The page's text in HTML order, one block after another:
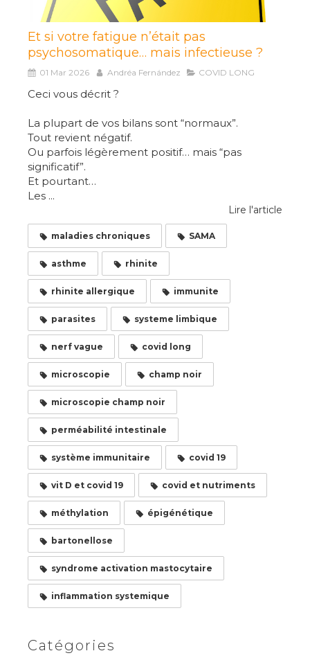
Et si votre fatigue n’était pas
psychosomatique… mais infectieuse ?
01 Mar 2026 Andréa Fernández COVID LONG
Ceci vous décrit ?
La plupart de vos bilans sont “normaux”.
Tout revient négatif.
Ou parfois légèrement positif… mais “pas
significatif”.
Et pourtant…
Les ...
Lire l'article
maladies chroniques SAMA
asthme rhinite
rhinite allergique immunite
parasites systeme limbique
nerf vague covid long
microscopie champ noir
microscopie champ noir
perméabilité intestinale
système immunitaire covid 19
vit D et covid 19 covid et nutriments
méthylation épigénétique
bartonellose
syndrome activation mastocytaire
inflammation systemique
Catégories